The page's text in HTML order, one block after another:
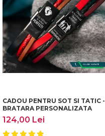
CADOU PENTRU SOT SI TATIC -
BRATARA PERSONALIZATA
124,00 Lei